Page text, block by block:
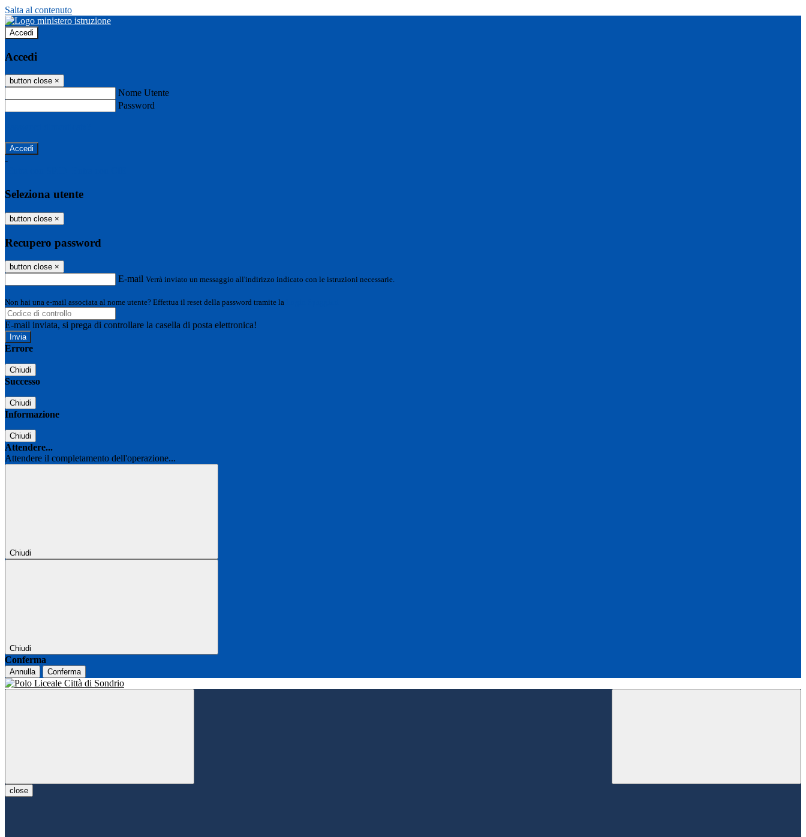
Salta al contenuto
Accedi
Accedi
button close ×
Nome Utente
Password
-
Seleziona utente
button close ×
Recupero password
button close ×
E-mail Verrà inviato un messaggio all'indirizzo indicato con le istruzioni necessarie.
Non hai una e-mail associata al nome utente? Effettua il reset della password tramite la
E-mail inviata, si prega di controllare la casella di posta elettronica!
Errore
Chiudi
Successo
Chiudi
Informazione
Chiudi
Attendere...
Attendere il completamento dell'operazione...
Chiudi
Chiudi
Conferma
Annulla Conferma
close